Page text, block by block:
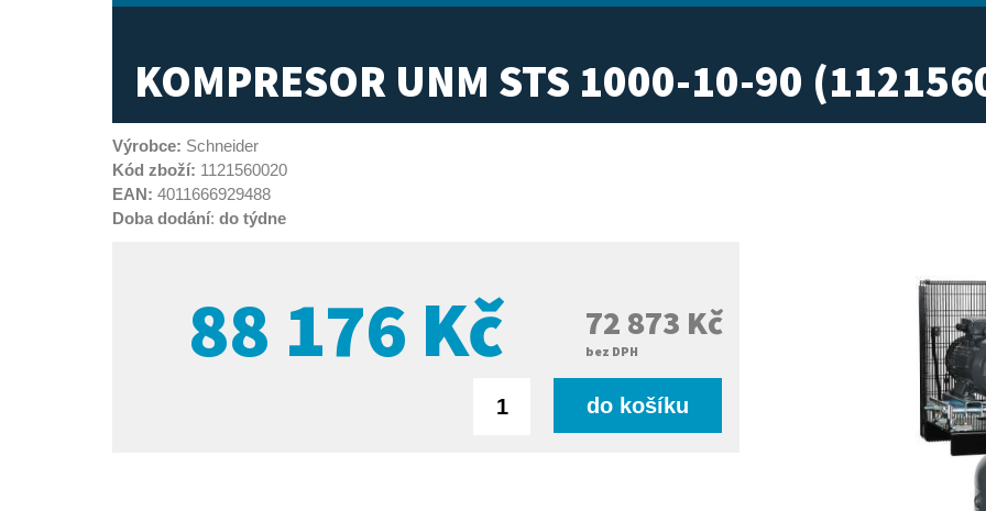
KOMPRESOR UNM STS 1000-10-90
Výrobce: Schneider
Kód zboží: 1121560020
EAN: 4011666929488
Doba dodání: do týdne
88 176 Kč 72 873 Kč
bez DPH